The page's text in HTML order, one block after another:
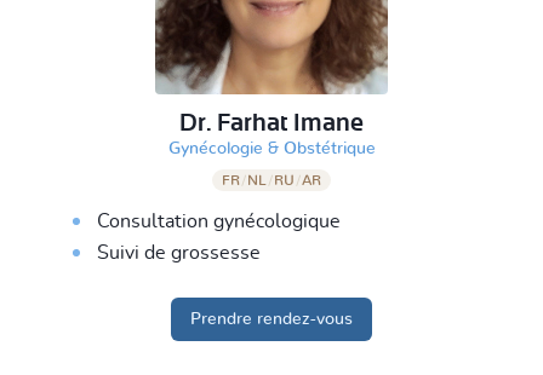
Dr. Farhat Imane
Gynécologie &Obstétrique
FR/NL /RU /AR
Consultation gynécologique
Suivi de grossesse
Prendre rendez-vous